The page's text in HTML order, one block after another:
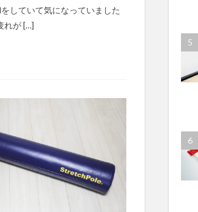
していて気になっていました
れが […]